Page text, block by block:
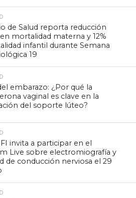
de Salud reporta reducción
mortalidad materna y 12%
infantil durante Semana
19
embarazo: ¿Por qué la
vaginal es clave en la
del soporte lúteo?
invita a participar en el
Live sobre electromiografía y
de conducción nerviosa el 29